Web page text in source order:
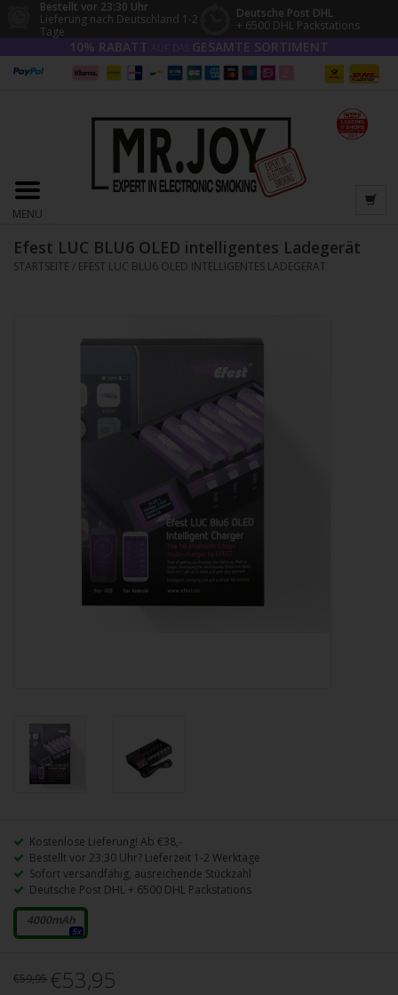
Bestellt vor 23:30 Uhr
Lieferung nach Deutschland 1-2
Tage
Deutsche Post DHL
+ 6500 DHL Packstations
10% RABATT GESAMTE SORTIMENT
MENU
Efest LUC BLU6 OLED intelligentes Ladegerät
STARTSEITE / EFEST LUC BLU6 OLED INTELLIGENTES LADEGERÄT
Kostenlose Lieferung! Ab €38,-
Bestellt vor 23:30 Uhr? Lieferzeit 1-2 Werktage
Sofort versandfähig, ausreichende Stückzahl
Deutsche Post DHL + 6500 DHL Packstations
4000mAh
5x
€59,95 €53,95